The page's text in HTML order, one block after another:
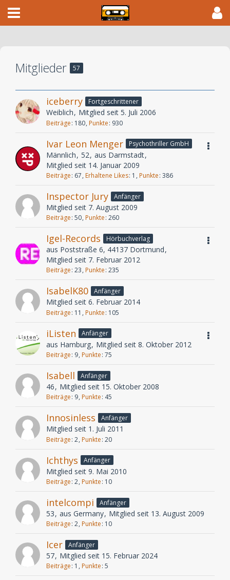
Mitglieder 57
iceberry Fortgeschrittener
Weiblich Mitglied seit 5. Juli 2006
Beiträge 180 Punkte 930
Ivar Leon Menger Psychothriller GmbH
Männlich 52 aus Darmstadt
Mitglied seit 14. Januar 2009
Beiträge 67 Erhaltene Likes 1 Punkte 386
Inspector Jury Anfänger
Mitglied seit 7. August 2009
Beiträge 50 Punkte 260
Igel-Records Hörbuchverlag
aus Poststraße 6, 44137 Dortmund
Mitglied seit 7. Februar 2012
Beiträge 23 Punkte 235
IsabelK80 Anfänger
Mitglied seit 6. Februar 2014
Beiträge 11 Punkte 105
iListen Anfänger
aus Hamburg Mitglied seit 8. Oktober 2012
Beiträge 9 Punkte 75
Isabell Anfänger
46 Mitglied seit 15. Oktober 2008
Beiträge 9 Punkte 45
Innosinless Anfänger
Mitglied seit 1. Juli 2011
Beiträge 2 Punkte 20
Ichthys Anfänger
Mitglied seit 9. Mai 2010
Beiträge 2 Punkte 10
intelcompi Anfänger
53 aus Germany Mitglied seit 13. August 2009
Beiträge 2 Punkte 10
Icer Anfänger
57 Mitglied seit 15. Februar 2024
Beiträge 1 Punkte 5